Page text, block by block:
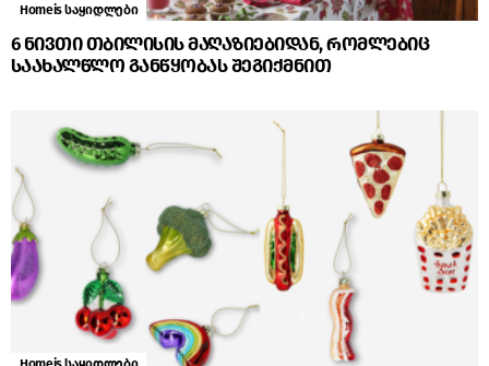
Homeis საყიდლები
6 ნივთი თბილისის მაღაზიებიდან, რომლებიც
საახალწლო განწყობას შეგიქმნით